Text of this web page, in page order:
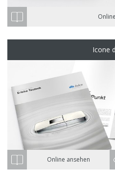
Icone
Online ansehen